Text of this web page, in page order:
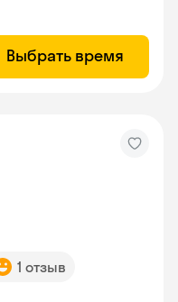
Выбрать время
1 отзыв